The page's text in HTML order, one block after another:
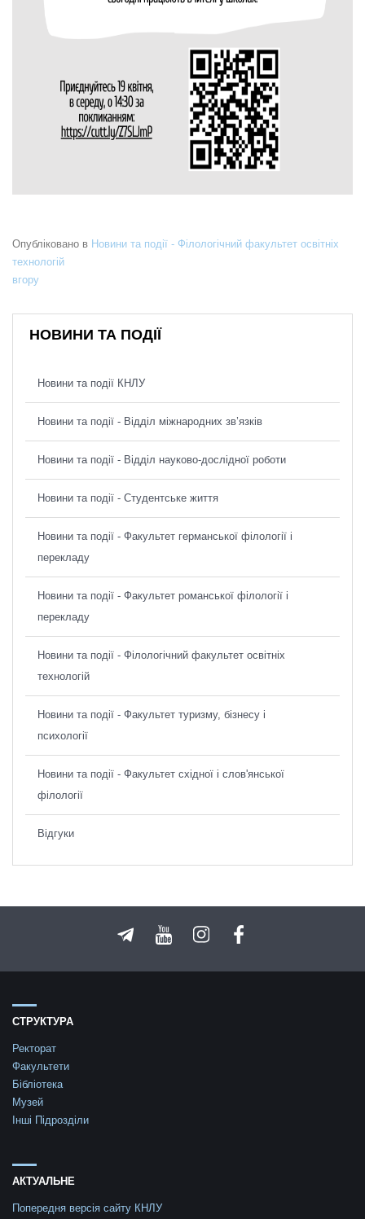
Опубліковано в Новини та події - Філологічний факультет освітніх
технологій
вгору
НОВИНИ ТА ПОДІЇ
Новини та події КНЛУ
Новини та події - Відділ міжнародних зв’язків
Новини та події - Відділ науково-дослідної роботи
Новини та події - Студентське життя
Новини та події - Факультет германської філології і
перекладу
Новини та події - Факультет романської філології і
перекладу
Новини та події - Філологічний факультет освітніх
технологій
Новини та події - Факультет туризму, бізнесу і
психології
Новини та події - Факультет східної і слов'янської
філології
Відгуки
СТРУКТУРА
Ректорат
Факультети
Бібліотека
Музей
Інші Підрозділи
АКТУАЛЬНЕ
Попередня версія сайту КНЛУ